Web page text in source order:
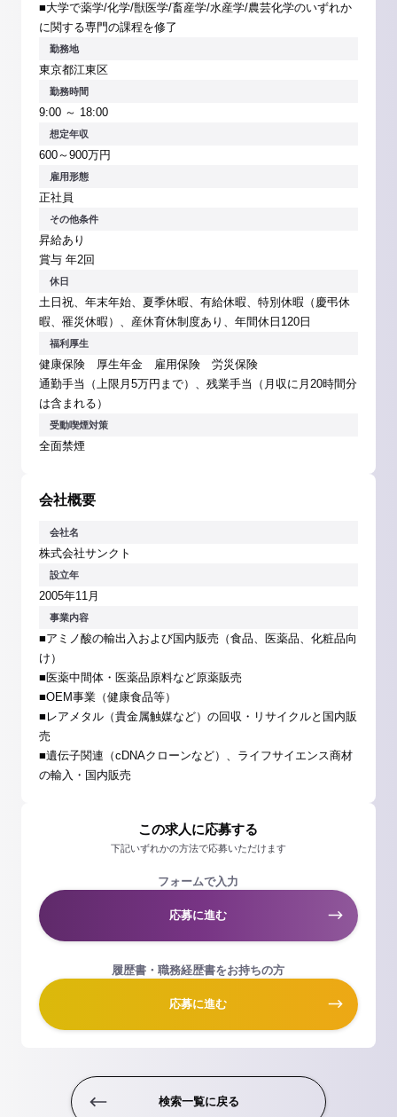
■大学で薬学/化学/獣医学/畜産学/水産学/農芸化学のいずれか
に関する専門の課程を修了
勤務地
東京都江東区
勤務時間
9:00 ～ 18:00
想定年収
600～900万円
雇用形態
正社員
その他条件
昇給あり
賞与 年2回
休日
土日祝、年末年始、夏季休暇、有給休暇、特別休暇（慶弔休
暇、罹災休暇）、産休育休制度あり、年間休日120日
福利厚生
健康保険 厚生年金 雇用保険 労災保険
通勤手当（上限月5万円まで）、残業手当（月収に月20時間分
は含まれる）
受動喫煙対策
全面禁煙
会社概要
会社名
株式会社サンクト
設立年
2005年11月
事業内容
■アミノ酸の輸出入および国内販売（食品、医薬品、化粧品向
け）
■医薬中間体・医薬品原料など原薬販売
■OEM事業（健康食品等）
■レアメタル（貴金属触媒など）の回収・リサイクルと国内販
売
■遺伝子関連（cDNAクローンなど）、ライフサイエンス商材
の輸入・国内販売
この求人に応募する
下記いずれかの方法で応募いただけます
フォームで入力
応募に進む
履歴書・職務経歴書をお持ちの方
応募に進む
検索一覧に戻る